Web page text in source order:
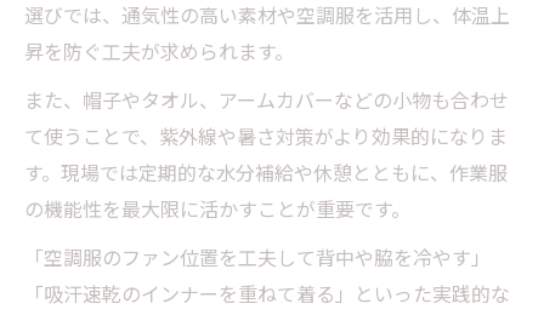
選びでは、通気性の高い素材や空調服を活用し、体温上
昇を防ぐ工夫が求められます。
また、帽子やタオル、アームカバーなどの小物も合わせ
て使うことで、紫外線や暑さ対策がより効果的になりま
す。現場では定期的な水分補給や休憩とともに、作業服
の機能性を最大限に活かすことが重要です。
「空調服のファン位置を工夫して背中や脇を冷やす」
「吸汗速乾のインナーを重ねて着る」といった実践的な